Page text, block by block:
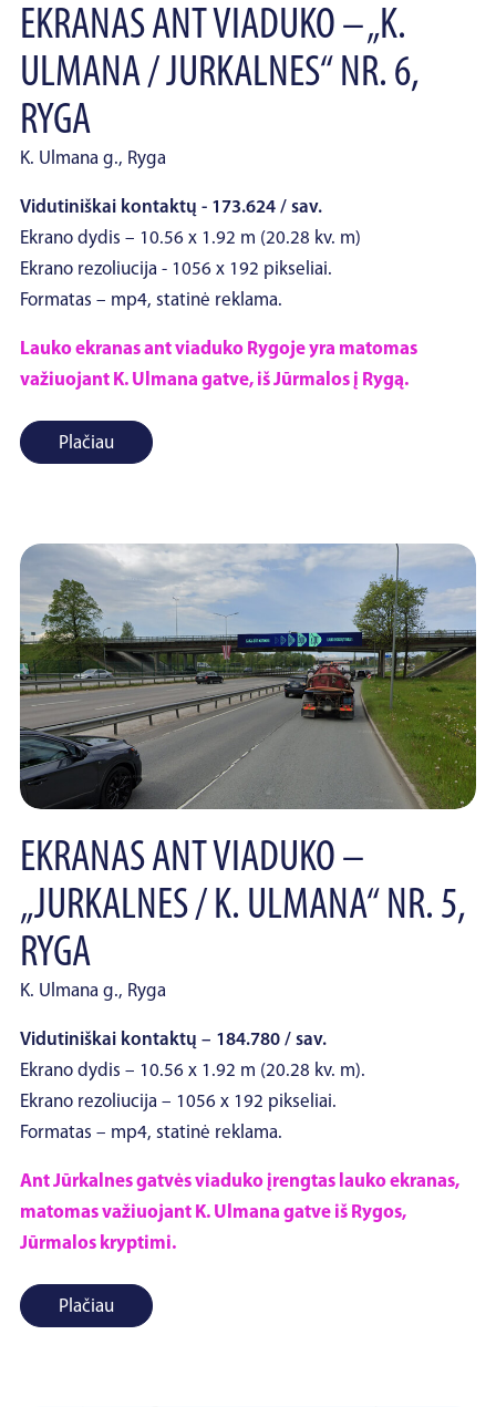
EKRANAS ANT VIADUKO – „K.
ULMANA / JURKALNES“ NR. 6,
RYGA
K. Ulmana g., Ryga
Vidutiniškai kontaktų - 173.624 / sav.
Ekrano dydis – 10.56 x 1.92 m (20.28 kv. m)
Ekrano rezoliucija - 1056 x 192 pikseliai.
Formatas – mp4, statinė reklama.
Lauko ekranas ant viaduko Rygoje yra matomas
važiuojant K. Ulmana gatve, iš Jūrmalos į Rygą.
Plačiau
EKRANAS ANT VIADUKO –
„JURKALNES / K. ULMANA“ NR. 5,
RYGA
K. Ulmana g., Ryga
Vidutiniškai kontaktų – 184.780 / sav.
Ekrano dydis – 10.56 x 1.92 m (20.28 kv. m).
Ekrano rezoliucija – 1056 x 192 pikseliai.
Formatas – mp4, statinė reklama.
Ant Jūrkalnes gatvės viaduko įrengtas lauko ekranas,
matomas važiuojant K. Ulmana gatve iš Rygos,
Jūrmalos kryptimi.
Plačiau